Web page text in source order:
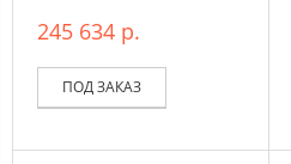
245 634 р.
ПОД ЗАКАЗ